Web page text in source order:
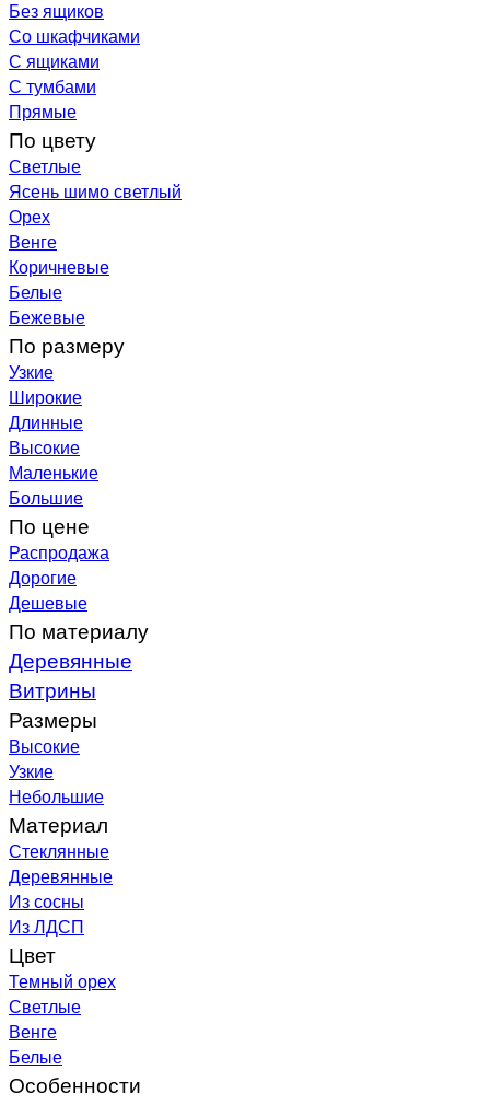
Без ящиков
Со шкафчиками
С ящиками
С тумбами
Прямые
По цвету
Светлые
Ясень шимо светлый
Орех
Венге
Коричневые
Белые
Бежевые
По размеру
Узкие
Широкие
Длинные
Высокие
Маленькие
Большие
По цене
Распродажа
Дорогие
Дешевые
По материалу
Деревянные
Витрины
Размеры
Высокие
Узкие
Небольшие
Материал
Стеклянные
Деревянные
Из сосны
Из ЛДСП
Цвет
Темный орех
Светлые
Венге
Белые
Особенности